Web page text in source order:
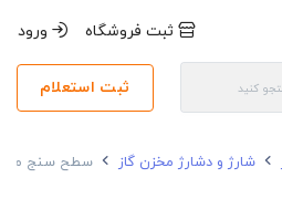
ثبت فروشگاه ورود
ثبت استعلام
شارژ و دشارژ مخزن گاز سطح سنج